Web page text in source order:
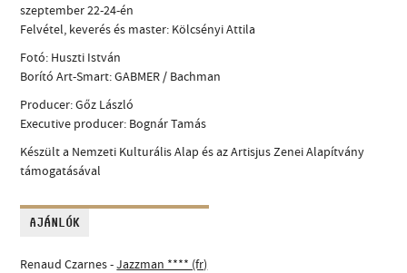
szeptember 22-24-én
Felvétel, keverés és master: Kölcsényi Attila
Fotó: Huszti István
Borító Art-Smart: GABMER / Bachman
Producer: Gőz László
Executive producer: Bognár Tamás
Készült a Nemzeti Kulturális Alap és az Artisjus Zenei Alapítvány
támogatásával
AJÁNLÓK
Renaud Czarnes -Jazzman **** (fr)